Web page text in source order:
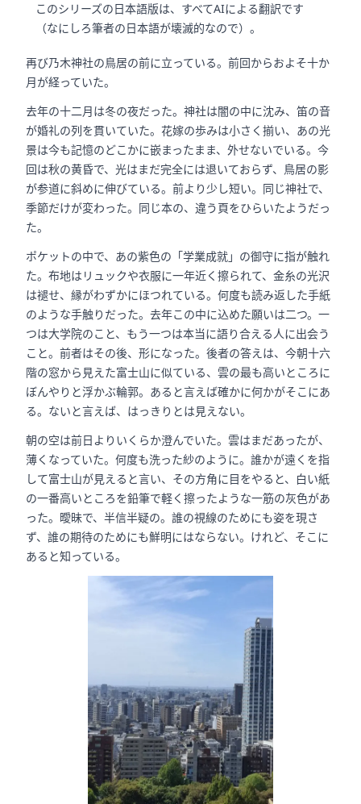
このシリーズの日本語版は、すべてAIによる翻訳です
（なにしろ筆者の日本語が壊滅的なので）。
再び乃木神社の鳥居の前に立っている。 前回からおよそ十か
月が経っていた。
去年の十二月は冬の夜だった。神社は闇の中に沈み、笛の音
が婚礼の列を貫いていた。花嫁の歩みは小さく揃い、あの光
景は今も記憶のどこかに嵌まったまま、外せないでいる。今
回は秋の黄昏で、光はまだ完全には退いておらず、鳥居の影
が参道に斜めに伸びている。前より少し短い。同じ神社で、
季節だけが変わった。同じ本の、違う頁をひらいたようだっ
た。
ポケットの中で、あの紫色の「学業成就」の御守に指が触れ
た。布地はリュックや衣服に一年近く擦られて、金糸の光沢
は褪せ、縁がわずかにほつれている。何度も読み返した手紙
のような手触りだった。去年この中に込めた願いは二つ。一
つは大学院のこと、もう一つは本当に語り合える人に出会う
こと。前者はその後、形になった。後者の答えは、今朝十六
階の窓から見えた富士山に似ている、雲の最も高いところに
ぼんやりと浮かぶ輪郭。あると言えば確かに何かがそこにあ
る。ないと言えば、はっきりとは見えない。
朝の空は前日よりいくらか澄んでいた。雲はまだあったが、
薄くなっていた。何度も洗った紗のように。誰かが遠くを指
して富士山が見えると言い、その方角に目をやると、白い紙
の一番高いところを鉛筆で軽く擦ったような一筋の灰色があ
った。曖昧で、半信半疑の。誰の視線のためにも姿を現さ
ず、誰の期待のためにも鮮明にはならない。けれど、そこに
あると知っている。